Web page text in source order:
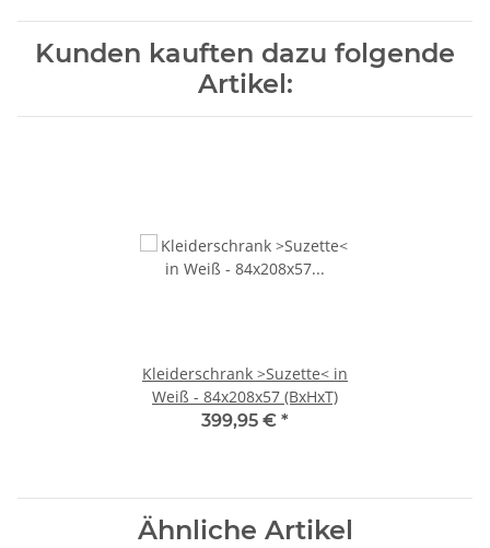
Kunden kauften dazu folgende
Artikel:
Kleiderschrank >Suzette< in
Weiß - 84x208x57 (BxHxT)
399,95 € *
Ähnliche Artikel